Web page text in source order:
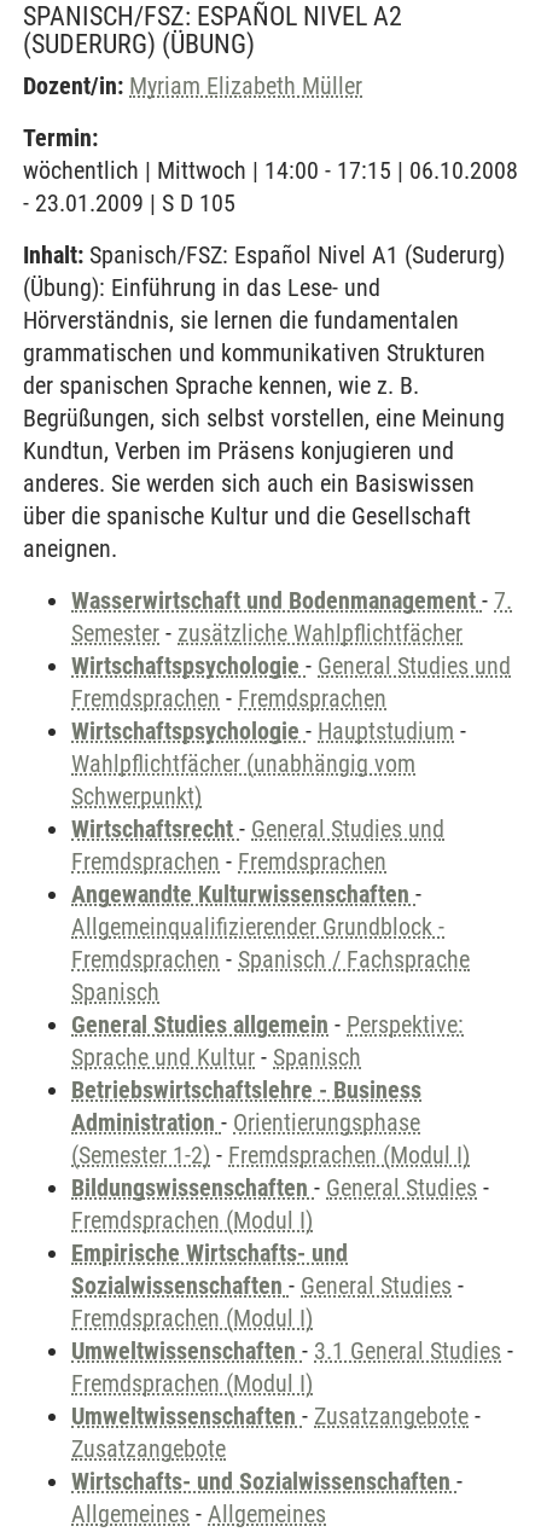
SPANISCH/FSZ: ESPAÑOL NIVEL A2
(SUDERURG) (ÜBUNG)
Dozent/in: Myriam Elizabeth Müller
Termin:
wöchentlich | Mittwoch | 14:00 - 17:15 | 06.10.2008
- 23.01.2009 | S D 105
Inhalt: Spanisch/FSZ: Español Nivel A1 (Suderurg)
(Übung): Einführung in das Lese- und
Hörverständnis, sie lernen die fundamentalen
grammatischen und kommunikativen Strukturen
der spanischen Sprache kennen, wie z. B.
Begrüßungen, sich selbst vorstellen, eine Meinung
Kundtun, Verben im Präsens konjugieren und
anderes. Sie werden sich auch ein Basiswissen
über die spanische Kultur und die Gesellschaft
aneignen.
Wasserwirtschaft und Bodenmanagement - 7.
Semester - zusätzliche Wahlpflichtfächer
Wirtschaftspsychologie - General Studies und
Fremdsprachen - Fremdsprachen
Wirtschaftspsychologie - Hauptstudium -
Wahlpflichtfächer (unabhängig vom
Schwerpunkt)
Wirtschaftsrecht - General Studies und
Fremdsprachen - Fremdsprachen
Angewandte Kulturwissenschaften -
Allgemeinqualifizierender Grundblock -
Fremdsprachen - Spanisch / Fachsprache
Spanisch
General Studies allgemein - Perspektive:
Sprache und Kultur - Spanisch
Betriebswirtschaftslehre - Business
Administration - Orientierungsphase
(Semester 1-2) - Fremdsprachen (Modul I)
Bildungswissenschaften - General Studies -
Fremdsprachen (Modul I)
Empirische Wirtschafts- und
Sozialwissenschaften - General Studies -
Fremdsprachen (Modul I)
Umweltwissenschaften - 3.1 General Studies -
Fremdsprachen (Modul I)
Umweltwissenschaften - Zusatzangebote -
Zusatzangebote
Wirtschafts- und Sozialwissenschaften -
Allgemeines - Allgemeines